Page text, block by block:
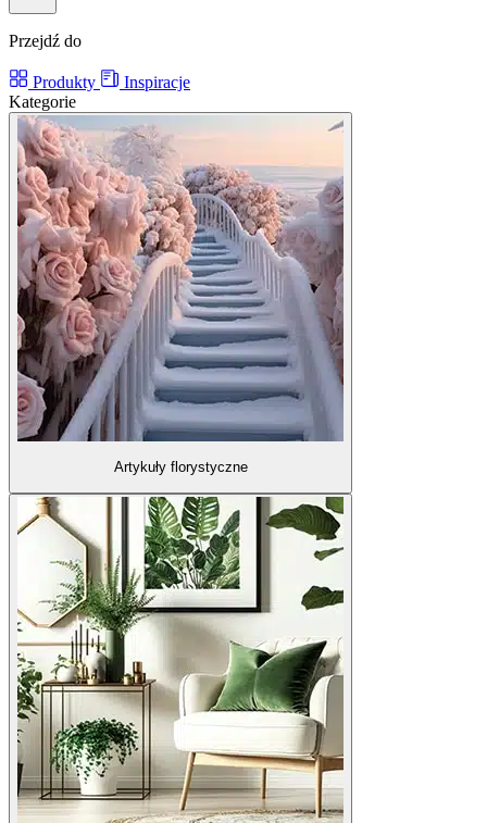
Przejdź do
Produkty
Inspiracje
Kategorie
Artykuły florystyczne